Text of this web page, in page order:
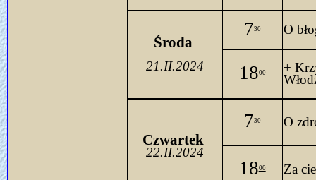
Środa
21.II.2024
730 O
1800
+
Czwartek
22.II.2024
730 O
1800 Za